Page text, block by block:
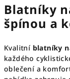
Blatníky
špínou a
Kvalitní blatníky
každého
oblečení a